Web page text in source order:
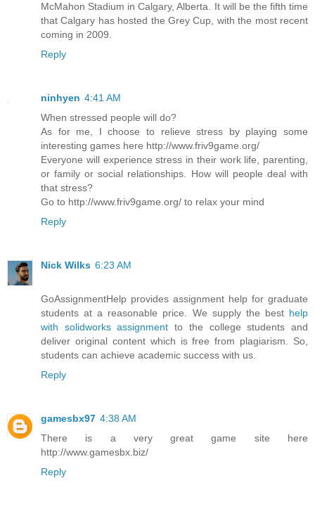
McMahon Stadium in Calgary, Alberta. It will be the fifth time
that Calgary has hosted the Grey Cup, with the most recent
coming in 2009.
Reply
ninhyen 4:41 AM
When stressed people will do?
As for me, I choose to relieve stress by playing some
interesting games here http://www.friv9game.org/
Everyone will experience stress in their work life, parenting,
or family or social relationships. How will people deal with
that stress?
Go to http://www.friv9game.org/ to relax your mind
Reply
Nick Wilks 6:23 AM
GoAssignmentHelp provides assignment help for graduate
students at a reasonable price. We supply the best help
with solidworks assignment to the college students and
deliver original content which is free from plagiarism. So,
students can achieve academic success with us.
Reply
gamesbx97 4:38 AM
There is a very great game site here
http://www.gamesbx.biz/
Reply